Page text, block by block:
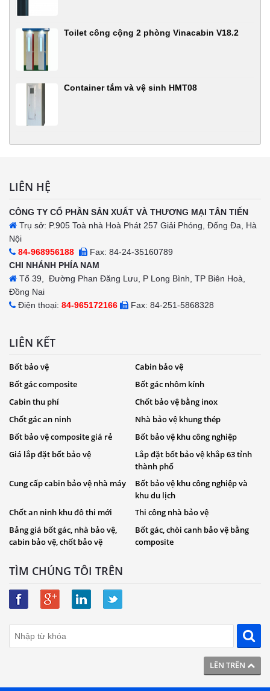
Toilet công cộng 2 phòng Vinacabin V18.2
Container tắm và vệ sinh HMT08
LÊN TRÊN
LIÊN HỆ
CÔNG TY CỔ PHẦN SẢN XUẤT VÀ THƯƠNG MẠI TÂN TIẾN
Trụ sở: P.905 Toà nhà Hoà Phát 257 Giải Phóng, Đống Đa, Hà
Nội
84-968956188
Fax: 84-24-35160789
CHI NHÁNH PHÍA NAM
Tổ 39, Đường Phan Đăng Lưu, P Long Bình, TP Biên Hoà,
Đồng Nai
Điện thoại: 84-965172166 Fax: 84-251-5868328
LIÊN KẾT
Bốt bảo vệ
Cabin bảo vệ
Bốt gác composite
Bốt gác nhôm kính
Cabin thu phí
Chốt bảo vệ bằng inox
Chốt gác an ninh
Nhà bảo vệ khung thép
Bốt bảo vệ composite giá rẻ
Bốt bảo vệ khu công nghiệp
Giá lắp đặt bốt bảo vệ
Lắp đặt bốt bảo vệ khắp 63 tỉnh
thành phố
Cung cấp cabin bảo vệ nhà máy Bốt bảo vệ khu công nghiệp và
khu du lịch
Chốt an ninh khu đô thi mới
Thi công nhà bảo vệ
Bảng giá bốt gác, nhà bảo vệ,
cabin bảo vệ, chốt bảo vệ
Bốt gác, chòi canh bảo vệ bằng
composite
TÌM CHÚNG TÔI TRÊN